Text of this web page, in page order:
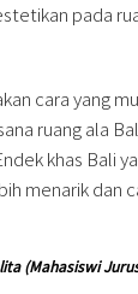
pada
cara yang
ruang ala
khas Bali
menarik dan
(Mahasiswi